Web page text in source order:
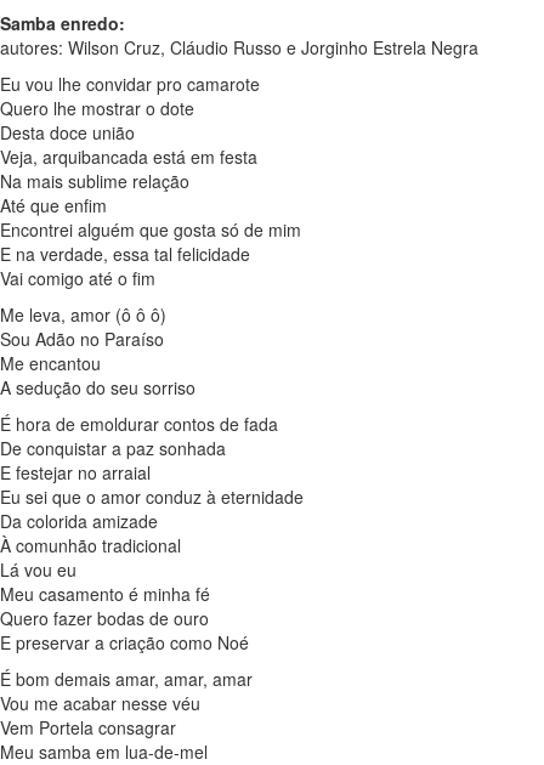
Samba enredo:
autores: Wilson Cruz, Cláudio Russo e Jorginho Estrela Negra
Eu vou lhe convidar pro camarote
Quero lhe mostrar o dote
Desta doce união
Veja, arquibancada está em festa
Na mais sublime relação
Até que enfim
Encontrei alguém que gosta só de mim
E na verdade, essa tal felicidade
Vai comigo até o fim
Me leva, amor (ô ô ô)
Sou Adão no Paraíso
Me encantou
A sedução do seu sorriso
É hora de emoldurar contos de fada
De conquistar a paz sonhada
E festejar no arraial
Eu sei que o amor conduz à eternidade
Da colorida amizade
À comunhão tradicional
Lá vou eu
Meu casamento é minha fé
Quero fazer bodas de ouro
E preservar a criação como Noé
É bom demais amar, amar, amar
Vou me acabar nesse véu
Vem Portela consagrar
Meu samba em lua-de-mel